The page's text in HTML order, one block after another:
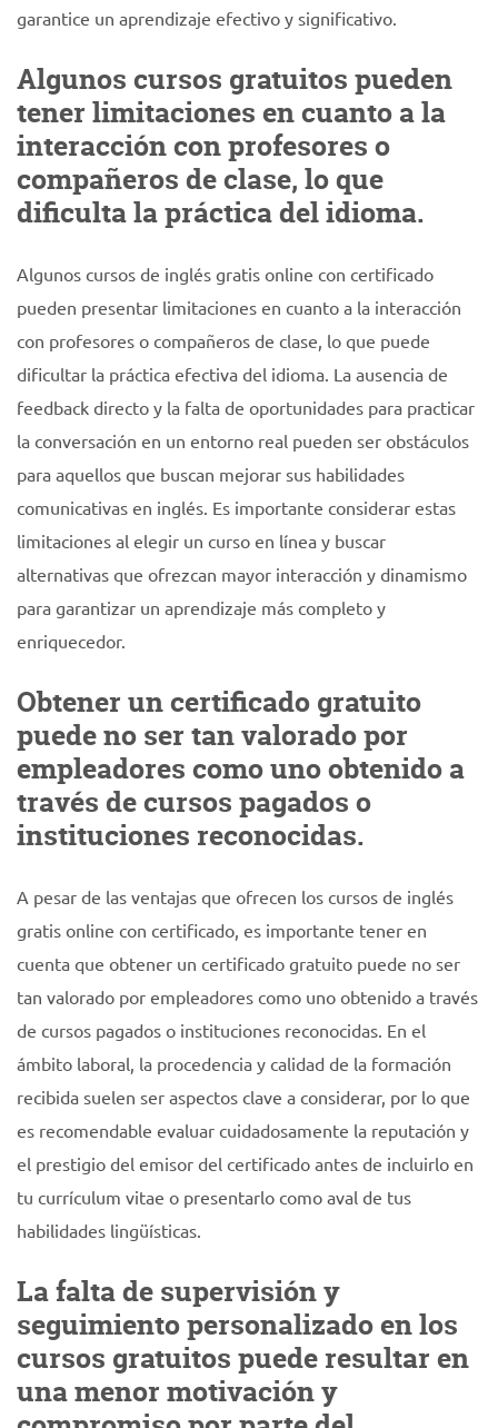
garantice un aprendizaje efectivo y significativo.
Algunos cursos gratuitos pueden
tener limitaciones en cuanto a la
interacción con profesores o
compañeros de clase, lo que
dificulta la práctica del idioma.
Algunos cursos de inglés gratis online con certificado
pueden presentar limitaciones en cuanto a la interacción
con profesores o compañeros de clase, lo que puede
dificultar la práctica efectiva del idioma. La ausencia de
feedback directo y la falta de oportunidades para practicar
la conversación en un entorno real pueden ser obstáculos
para aquellos que buscan mejorar sus habilidades
comunicativas en inglés. Es importante considerar estas
limitaciones al elegir un curso en línea y buscar
alternativas que ofrezcan mayor interacción y dinamismo
para garantizar un aprendizaje más completo y
enriquecedor.
Obtener un certificado gratuito
puede no ser tan valorado por
empleadores como uno obtenido a
través de cursos pagados o
instituciones reconocidas.
A pesar de las ventajas que ofrecen los cursos de inglés
gratis online con certificado, es importante tener en
cuenta que obtener un certificado gratuito puede no ser
tan valorado por empleadores como uno obtenido a través
de cursos pagados o instituciones reconocidas. En el
ámbito laboral, la procedencia y calidad de la formación
recibida suelen ser aspectos clave a considerar, por lo que
es recomendable evaluar cuidadosamente la reputación y
el prestigio del emisor del certificado antes de incluirlo en
tu currículum vitae o presentarlo como aval de tus
habilidades lingüísticas.
La falta de supervisión y
seguimiento personalizado en los
cursos gratuitos puede resultar en
una menor motivación y